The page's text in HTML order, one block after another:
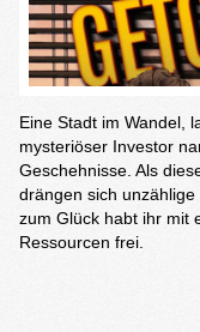
Eine Stadt im Wandel,
mysteriöser Investor
Geschehnisse. Als
drängen sich
zum Glück habt ihr mit
Ressourcen frei.